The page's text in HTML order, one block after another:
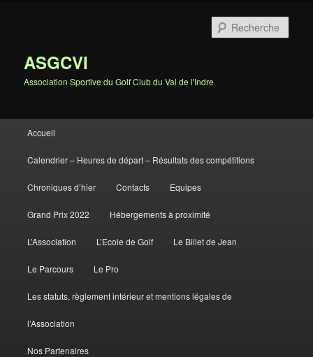
ASGCVI
Association Sportive du Golf Club du Val de l'Indre
Aller au contenu principal
Aller au contenu secondaire
Accueil
Calendrier – Heures de départ – Résultats des compétitions
Chroniques d’hier Contacts Equipes
Grand Prix 2022 Hébergements à proximité
L’Association L’Ecole de Golf Le Billet de Jean
Le Parcours Le Pro
Les statuts, règlement intérieur et mentions légales de
l’Association
Nos Partenaires